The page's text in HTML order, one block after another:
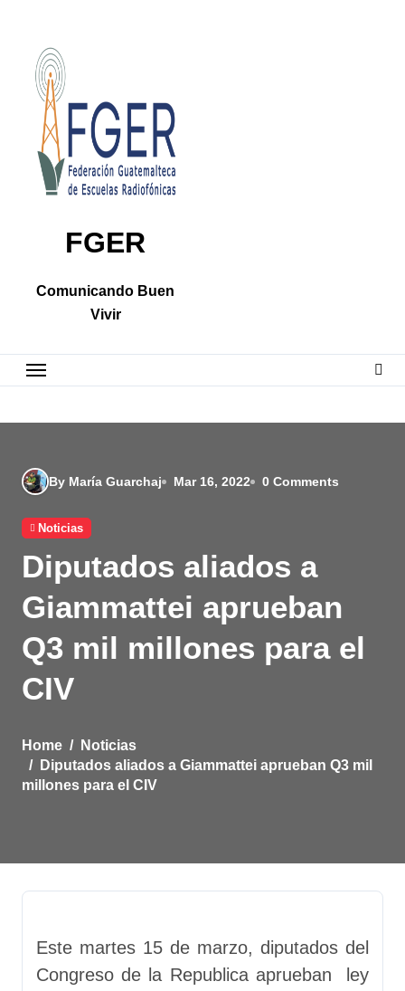
content
FGER
Comunicando Buen
Vivir
By María Guarchaj Mar 16, 2022 0 Comments
Noticias
Diputados aliados a
Giammattei aprueban
Q3 mil millones para el
CIV
Home
Noticias
Diputados aliados a Giammattei aprueban Q3 mil
millones para el CIV
Este martes 15 de marzo, diputados del
Congreso de la Republica aprueban ley